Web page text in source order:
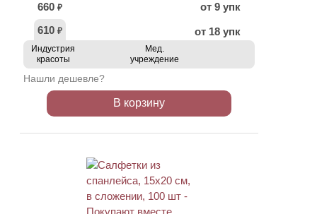
660 ₽
от 9 упк
610 ₽ от 18 упк
Индустрия
красоты
Мед.
учреждение
Нашли дешевле?
В корзину